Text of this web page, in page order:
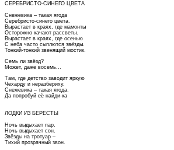
СЕРЕБРИСТО-СИНЕГО ЦВЕТА
Снежевика – такая ягода
Серебристо-синего цвета.
Вырастает в краях, где мамонты
Осторожно качают рассветы.
Вырастает в краях, где осенью
С неба часто сыплются звёзды.
Тонкий-тонкий звенящий мостик.
Семь ли звёзд?
Может, даже восемь...
Там, где детство заводит яркую
Чехарду и неразбериху.
Снежевика – такая ягода.
Да попробуй её найди-ка
ЛОДКИ ИЗ БЕРЕСТЫ
Ночь выдыхает пар.
Ночь выдыхает сон.
Звёзды на тротуар –
Тихий прозрачный звон.